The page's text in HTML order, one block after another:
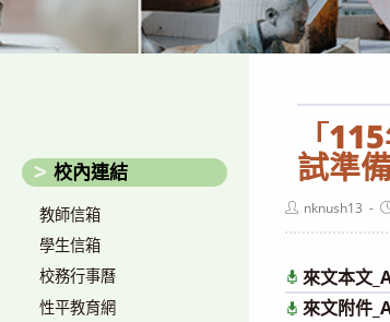
「
試準
Postnknush13
來文本文
來文附件
校內連結
教師信箱
學生信箱
校務行事曆
性平教育網